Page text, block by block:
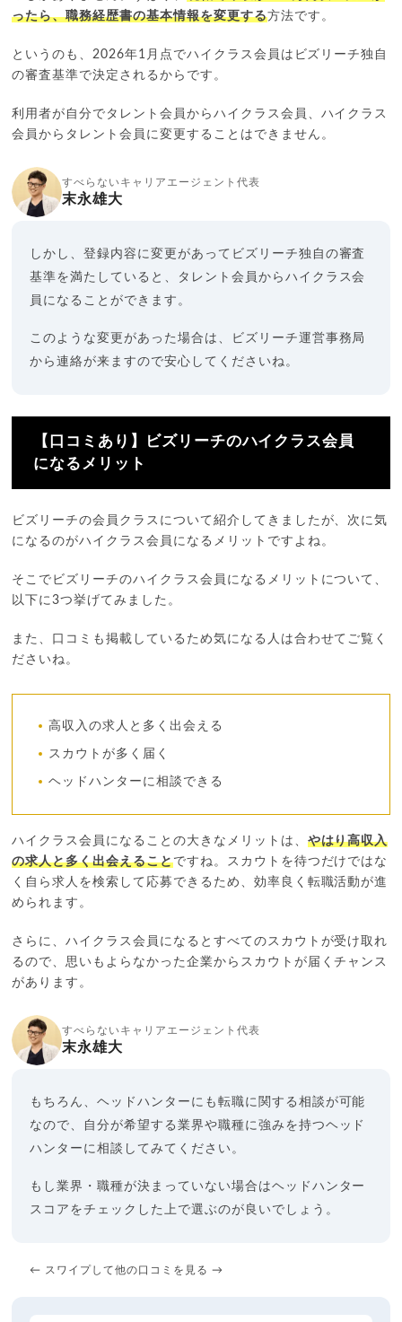
ったら、職務経歴書の基本情報を変更する方法です。
というのも、2026年1月点でハイクラス会員はビズリーチ独自
の審査基準で決定されるからです。
利用者が自分でタレント会員からハイクラス会員、ハイクラス
会員からタレント会員に変更することはできません。
すべらないキャリアエージェント代表
末永雄大
しかし、登録内容に変更があってビズリーチ独自の審査
基準を満たしていると、タレント会員からハイクラス会
員になることができます。
このような変更があった場合は、ビズリーチ運営事務局
から連絡が来ますので安心してくださいね。
【口コミあり】ビズリーチのハイクラス会員
になるメリット
ビズリーチの会員クラスについて紹介してきましたが、次に気
になるのがハイクラス会員になるメリットですよね。
そこでビズリーチのハイクラス会員になるメリットについて、
以下に3つ挙げてみました。
また、口コミも掲載しているため気になる人は合わせてご覧く
ださいね。
高収入の求人と多く出会える
スカウトが多く届く
ヘッドハンターに相談できる
ハイクラス会員になることの大きなメリットは、 やはり高収入
の求人と多く出会えることですね。スカウトを待つだけではな
く自ら求人を検索して応募できるため、効率良く転職活動が進
められます。
さらに、ハイクラス会員になるとすべてのスカウトが受け取れ
るので、思いもよらなかった企業からスカウトが届くチャンス
があります。
すべらないキャリアエージェント代表
末永雄大
もちろん、ヘッドハンターにも転職に関する相談が可能
なので、自分が希望する業界や職種に強みを持つヘッド
ハンターに相談してみてください。
もし業界・職種が決まっていない場合はヘッドハンター
スコアをチェックした上で選ぶのが良いでしょう。
← スワイプして他の口コミを見る →